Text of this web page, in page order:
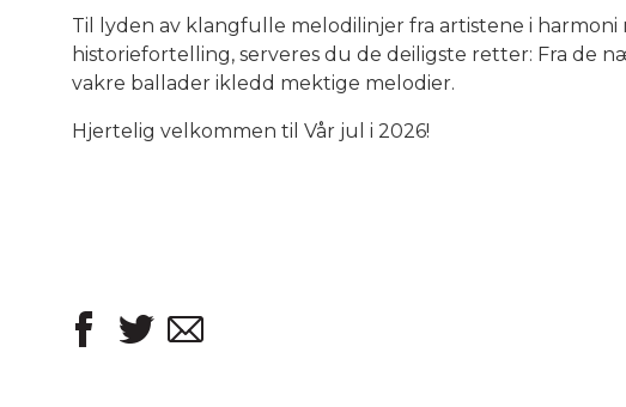
Til lyden av klangfulle melodilinjer fra artistene i
historiefortelling, serveres du de deiligste retter: Fra de
vakre ballader ikledd mektige melodier.
Hjertelig velkommen til Vår jul i 2026!